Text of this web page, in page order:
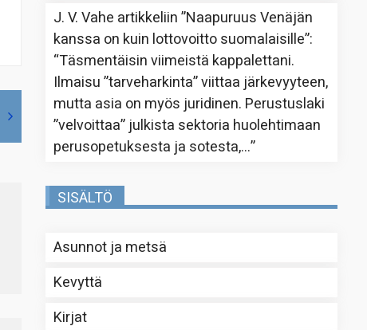
J. V. Vahe artikkeliin”Naapuruus Venäjän
kanssa on kuin lottovoitto suomalaisille”:
“Täsmentäisin viimeistä kappalettani.
Ilmaisu ”tarveharkinta” viittaa järkevyyteen,
mutta asia on myös juridinen. Perustuslaki
”velvoittaa” julkista sektoria huolehtimaan
perusopetuksesta ja sotesta,…”
SISÄLTÖ
Asunnot ja metsä
Kevyttä
Kirjat